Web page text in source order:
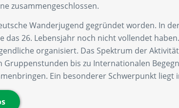
zusammengeschlossen.
Wanderjugend gegründet worden. In
das 26. Lebensjahr noch nicht vollendet
organisiert. Das Spektrum der
Gruppenstunden bis zu Internationalen
Ein besonderer Schwerpunkt liegt